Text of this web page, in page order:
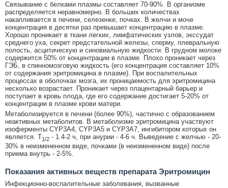
Связывание с белками плазмы составляет 70-90%. В организме
распределяется неравномерно. В больших количествах
накапливается в печени, селезенке, почках. В желчи и моче
концентрация в десятки раз превышает концентрацию в плазме.
Хорошо проникает в ткани легких, лимфатических узлов, экссудат
среднего уха, секрет предстательной железы, сперму, плевральную
полость, асцитическую и синовиальную жидкости. В грудном молоке
содержится 50% от концентрации в плазме. Плохо проникает через
ГЭБ, в спинномозговую жидкость (его концентрация составляет 10%
от содержания эритромицина в плазме). При воспалительных
процессах в оболочках мозга, их проницаемость для эритромицина
несколько возрастает. Проникает через плацентарный барьер и
поступает в кровь плода, где его содержание достигает 5-20% от
концентрации в плазме крови матери.
Метаболизируется в печени (более 90%), частично с образованием
неактивных метаболитов. В метаболизме эритромицина участвуют
изоферменты CYP3A4, CYP3A5 и CYP3A7, ингибитором которых он
является. T1/2 - 1.4-2 ч, при анурии - 4-6 ч. Выведение с желчью - 20-
30% в неизмененном виде, почками (в неизмененном виде) после
приема внутрь - 2-5%.
Показания активных веществ препарата Эритромицин
Инфекционно-воспалительные заболевания, вызванные